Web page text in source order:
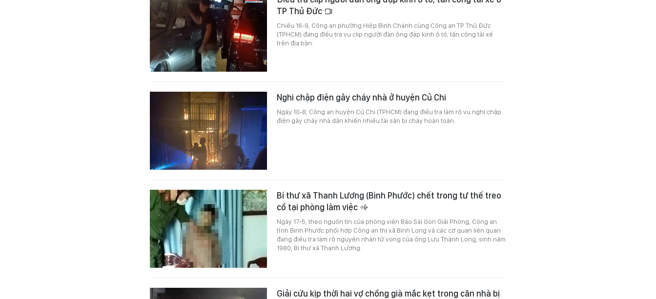
TP Thủ Đức
Chiều 16-9, Công an phường Hiệp Bình Chánh cùng Công an TP Thủ Đức
(TPHCM) đang điều tra vụ clip người đàn ông đập kính ô tô, tấn công tài xế
trên địa bàn.
Nghi chập điện gây cháy nhà ở huyện Củ Chi
Ngày 10-8, Công an huyện Củ Chi (TPHCM) đang điều tra làm rõ vụ nghi chập
điện gây cháy nhà dân khiến nhiều tài sản bị cháy hoàn toàn.
Bí thư xã Thanh Lương (Bình Phước) chết trong tư thế treo
cổ tại phòng làm việc
Ngày 17-5, theo nguồn tin của phóng viên Báo Sài Gòn Giải Phóng, Công an
tỉnh Bình Phước phối hợp Công an thị xã Bình Long và các cơ quan liên quan
đang điều tra làm rõ nguyên nhân tử vong của ông Lưu Thành Long, sinh năm
1980, Bí thư xã Thanh Lương.
Giải cứu kịp thời hai vợ chồng già mắc kẹt trong căn nhà bị